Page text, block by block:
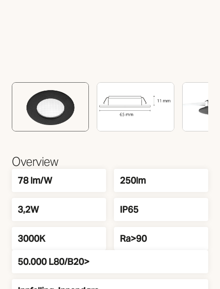
Overview
Lysutbytte
78 lm/W Lumen
250lm
Watt
3,2W IP Klasse
IP65
Farge temperatur
3000K Fargegjengivelse (Ra/CRI)
Ra>90
Levetid
50.000 L80/B20>